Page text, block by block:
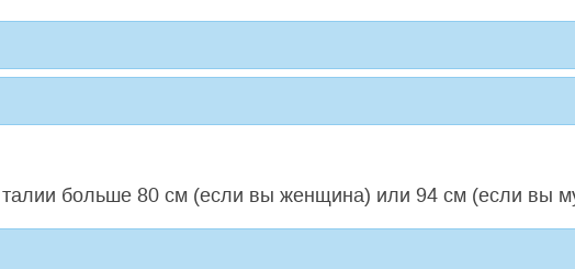
больше 80 см (если вы женщина) или 94 см (если вы